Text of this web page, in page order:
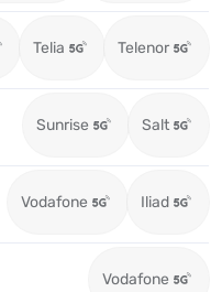
Telia Telenor
Sunrise Salt
Vodafone Iliad
Vodafone